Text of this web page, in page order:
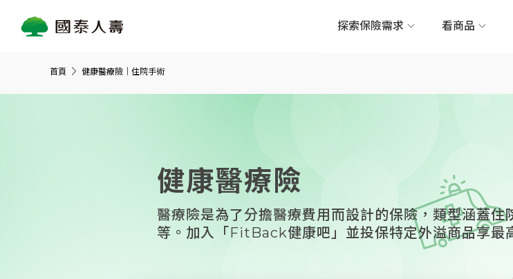
探索保險需求 看商品
首頁 健康醫療險｜住院手術
健康醫療險
醫療險是為了分擔醫療費用而設計的保險，類型涵蓋
等。加入「FitBack健康吧」並投保特定外溢商品享最